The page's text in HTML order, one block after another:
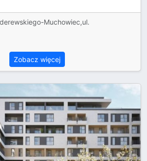
Muchowiec,ul.
Zobacz więcej